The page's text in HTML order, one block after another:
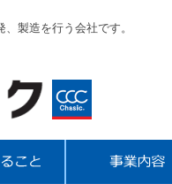
製造を行う会社です。